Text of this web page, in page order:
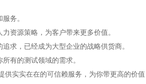
务。
资源策略，为客户带来更多价值。
求，已经成为大型企业的战略供货商。
有的测试领域的需求。
实实在在的可信赖服务，为你带更高的价值